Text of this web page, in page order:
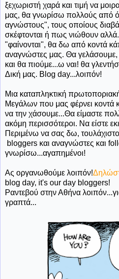
ξεχωριστή χαρά και τιμή να
μας, θα γνωρίσω πολλούς από
αγνώστους", τους οποίους
σκέφτονται ή πως νιώθουν
"φαίνονται", θα δω από κοντά
αναγνώστες μας. Θα
και θα πιούμε...ω ναι! θα
Δική μας. Βlog day...λοιπόν!
Μια καταπληκτική
Μεγάλων που μας φέρνει κοντά
να την χάσουμε...Θα είμαστε
ακόμη περισσότεροι. Να είστε
Περιμένω να σας δω,
bloggers και αναγνώστες και
γνωρίσω...αγαπημένοι!
Ας οργανωθούμε λοιπόν!
blog day, it's our day bloggers!
Ραντεβού στην Αθήνα
γραπτά...